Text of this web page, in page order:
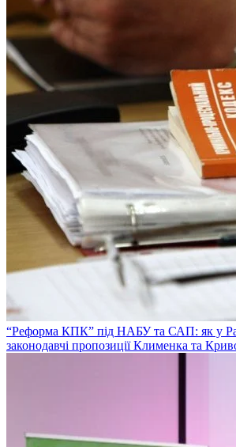
“Реформа КПК” під НАБУ та САП: як у
законодавчі пропозиції Клименка та